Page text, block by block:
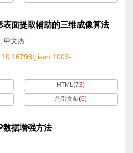
表面提取辅助的三维成像算法
, 申文杰
10.16798/j.issn.1003-
HTML(73)
施引文献(6)
数据增强方法